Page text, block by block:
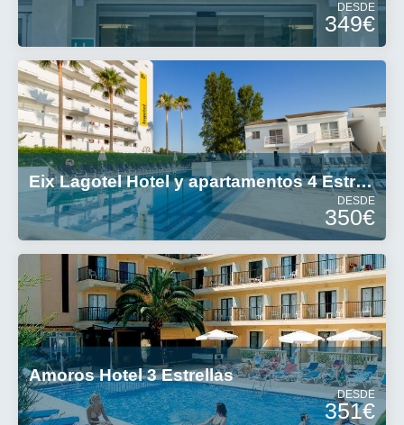
DESDE
349€
Eix Lagotel Hotel y apartamentos 4 Estrellas
DESDE
350€
Amoros Hotel 3 Estrellas
DESDE
351€